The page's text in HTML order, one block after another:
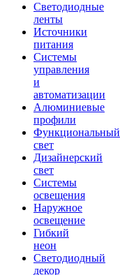
Светодиодные
ленты
Источники
питания
Системы
управления
и
автоматизации
Алюминиевые
профили
Функциональный
свет
Дизайнерский
свет
Системы
освещения
Наружное
освещение
Гибкий
неон
Светодиодный
декор